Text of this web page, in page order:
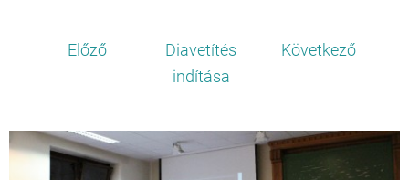
Előző
Diavetítés
indítása
Következő